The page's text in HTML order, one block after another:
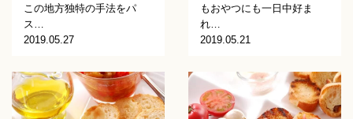
この地方独特の手法をパ
ス…
2019.05.27
もおやつにも一日中好ま
れ…
2019.05.21